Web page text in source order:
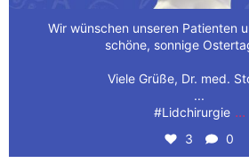
Wir wünschen unseren Patienten
schöne, sonnige
Viele Grüße, Dr. med.
...
#Lidchirurgie ...
3 0